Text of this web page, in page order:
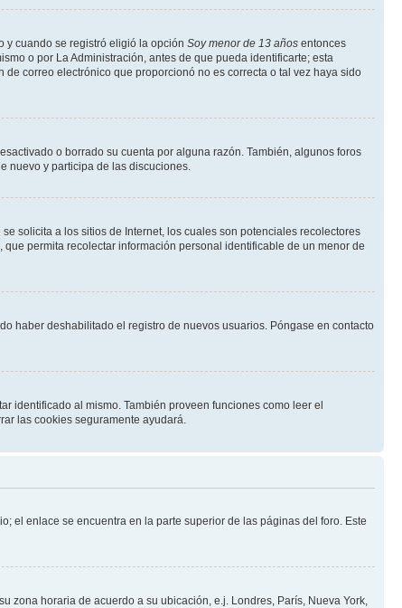
y cuando se registró eligió la opción Soy menor de 13 años entonces
o por La Administración, antes de que pueda identificarte; esta
correo electrónico que proporcionó no es correcta o tal vez haya sido
o borrado su cuenta por alguna razón. También, algunos foros
nuevo y participa de las discuciones.
solicita a los sitios de Internet, los cuales son potenciales recolectores
permita recolectar información personal identificable de un menor de
haber deshabilitado el registro de nuevos usuarios. Póngase en contacto
identificado al mismo. También proveen funciones como leer el
las cookies seguramente ayudará.
el enlace se encuentra en la parte superior de las páginas del foro. Este
zona horaria de acuerdo a su ubicación, e.j. Londres, París, Nueva York,